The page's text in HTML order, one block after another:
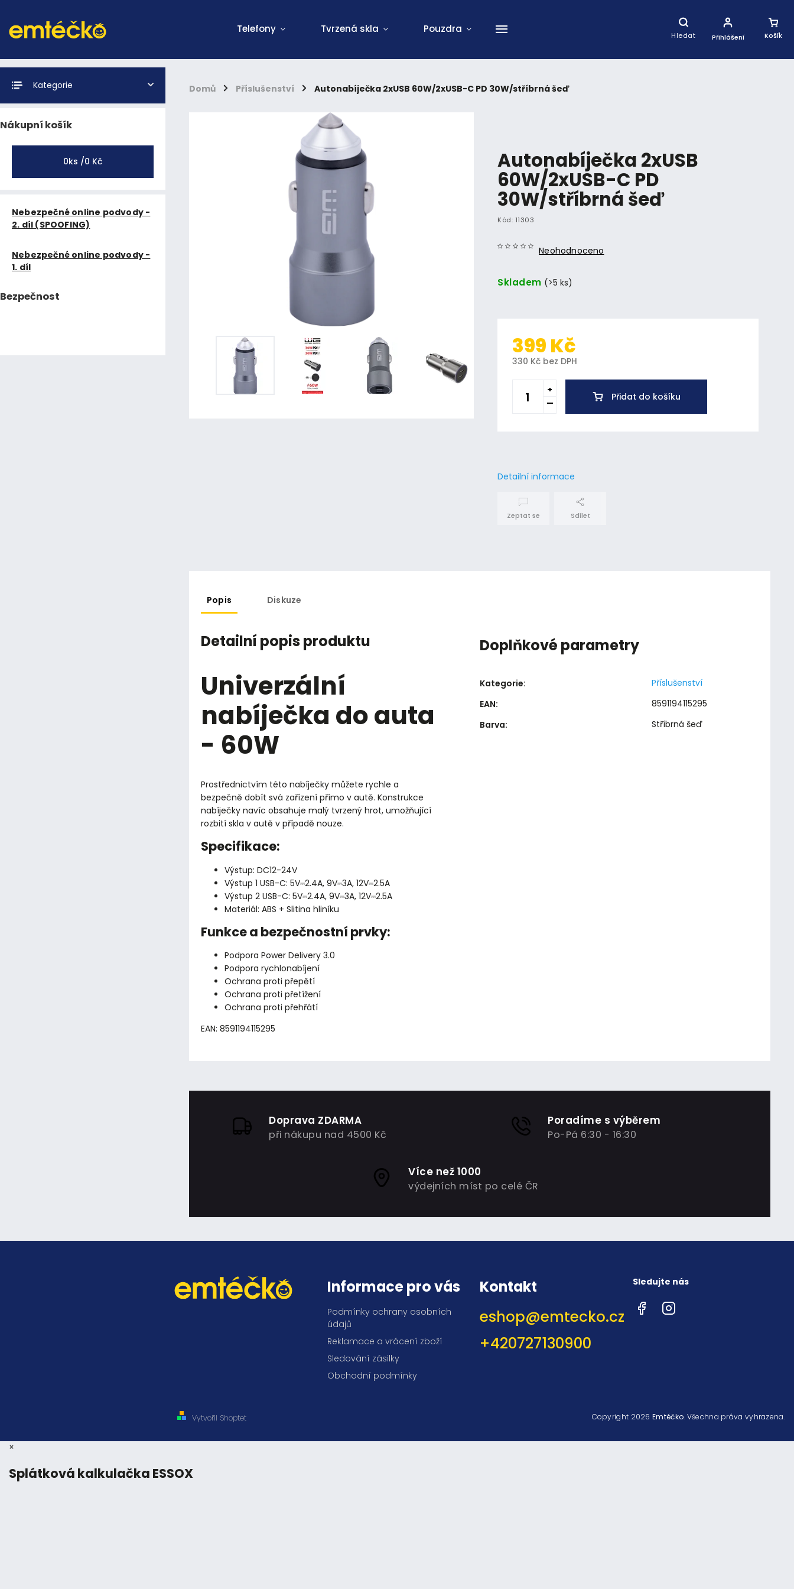
Hledat
Nákupní
Košík
Přihlášení
Telefony Tvrzená skla Pouzdra
Domů / Příslušenství / Autonabíječka 2xUSB 60W/2xUSB-C PD 30W/stříbrná šeď
Kategorie
Nákupní košík
0ks /0 Kč
Nebezpečné online podvody -
2. díl (SPOOFING)
Nebezpečné online podvody -
1. díl
Bezpečnost
Autonabíječka 2xUSB
60W/2xUSB-C PD
30W/stříbrná šeď
Kód: 11303
Neohodnoceno
Skladem (>5 ks)
399 Kč
330 Kč bez DPH
Přidat do košíku
Detailní informace
Zeptat se Sdílet
Popis Diskuze
Detailní popis produktu
Univerzální
nabíječka do auta
- 60W
Prostřednictvím této nabíječky můžete rychle a
bezpečně dobít svá zařízení přímo v autě. Konstrukce
nabíječky navíc obsahuje malý tvrzený hrot, umožňující
rozbití skla v autě v případě nouze.
Specifikace:
Výstup: DC12-24V
Výstup 1 USB-C: 5V⎓2.4A, 9V⎓3A, 12V⎓2.5A
Výstup 2 USB-C: 5V⎓2.4A, 9V⎓3A, 12V⎓2.5A
Materiál: ABS + Slitina hliníku
Funkce a bezpečnostní prvky:
Podpora Power Delivery 3.0
Podpora rychlonabíjení
Ochrana proti přepětí
Ochrana proti přetížení
Ochrana proti přehřátí
EAN: 8591194115295
Doplňkové parametry
Kategorie:
Příslušenství
EAN:
8591194115295
Barva: Stříbrná šeď
Doprava ZDARMA
při nákupu nad 4500 Kč
Poradíme s výběrem
Po-Pá 6:30 - 16:30
Více než 1000
výdejních míst po celé ČR
Informace pro vás
Podmínky ochrany osobních
údajů
Reklamace a vrácení zboží
Sledování zásilky
Obchodní podmínky
Kontakt
eshop@emtecko.cz
+420727130900
Sledujte nás
FacebookInstagram
Vytvořil Shoptet Copyright 2026Emtéčko. Všechna práva vyhrazena.
×
Splátková kalkulačka ESSOX